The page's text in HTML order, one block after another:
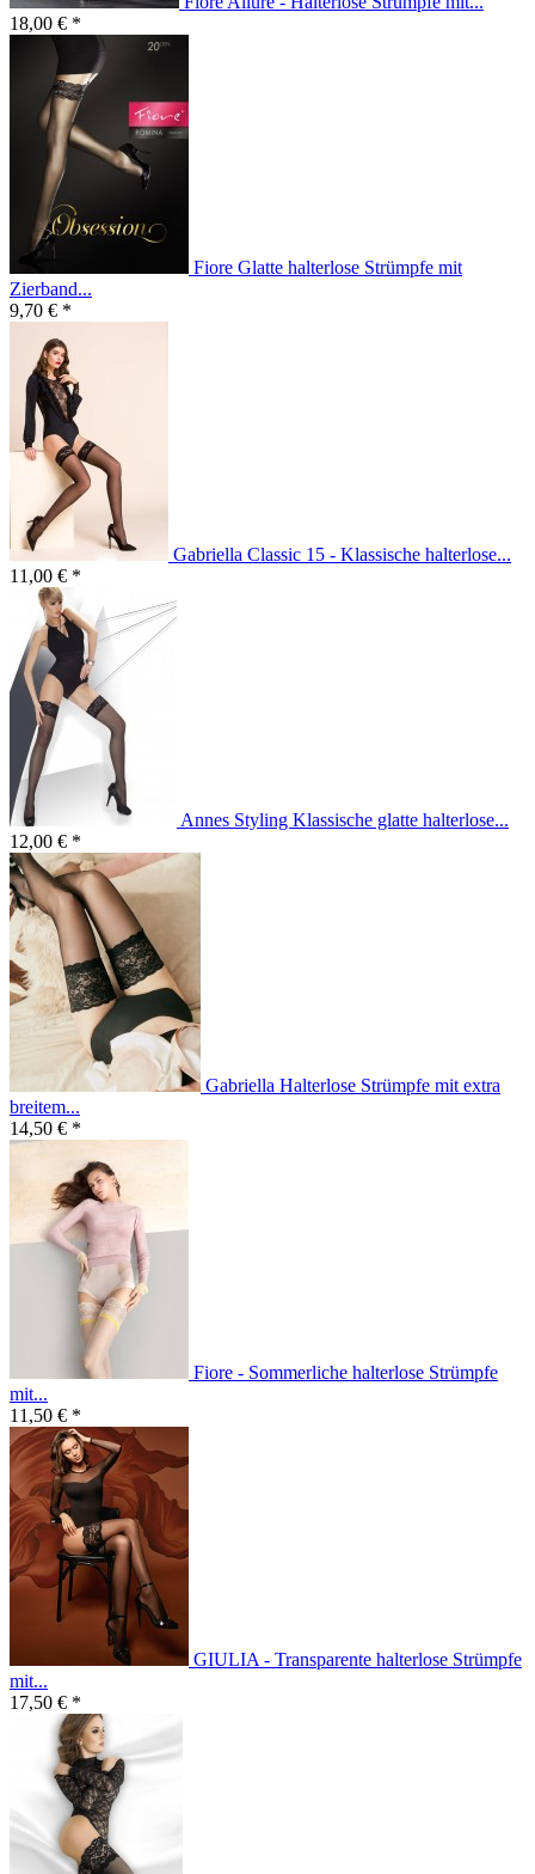
18,00 € *
Fiore Glatte halterlose Strümpfe mit
Zierband...
9,70 € *
Gabriella Classic 15 - Klassische halterlose...
11,00 € *
Annes Styling Klassische glatte halterlose...
12,00 € *
Gabriella Halterlose Strümpfe mit extra
breitem...
14,50 € *
Fiore - Sommerliche halterlose Strümpfe
mit...
11,50 € *
GIULIA - Transparente halterlose Strümpfe
mit...
17,50 € *